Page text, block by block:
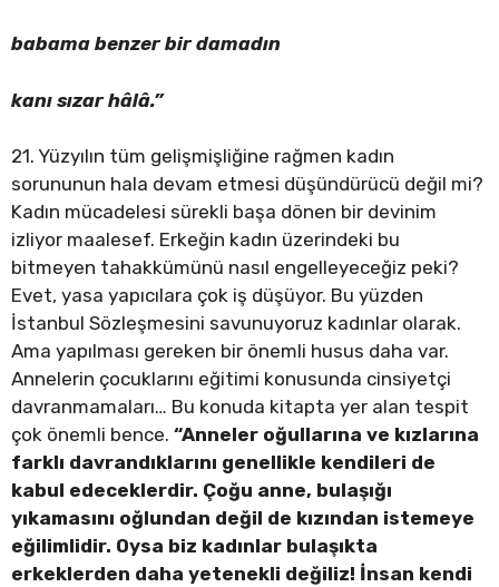
babama benzer bir damadın
kanı sızar hâlâ.”
21. Yüzyılın tüm gelişmişliğine rağmen kadın
sorununun hala devam etmesi düşündürücü değil mi?
Kadın mücadelesi sürekli başa dönen bir devinim
izliyor maalesef. Erkeğin kadın üzerindeki bu
bitmeyen tahakkümünü nasıl engelleyeceğiz peki?
Evet, yasa yapıcılara çok iş düşüyor. Bu yüzden
İstanbul Sözleşmesini savunuyoruz kadınlar olarak.
Ama yapılması gereken bir önemli husus daha var.
Annelerin çocuklarını eğitimi konusunda cinsiyetçi
davranmamaları… Bu konuda kitapta yer alan tespit
çok önemli bence. “Anneler oğullarına ve kızlarına
farklı davrandıklarını genellikle kendileri de
kabul edeceklerdir. Çoğu anne, bulaşığı
yıkamasını oğlundan değil de kızından istemeye
eğilimlidir. Oysa biz kadınlar bulaşıkta
erkeklerden daha yetenekli değiliz! İnsan kendi